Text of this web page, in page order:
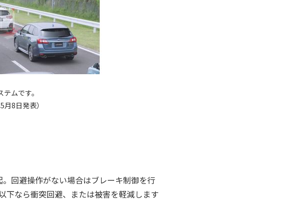
ムです。
8日発表）
回避操作がない場合はブレーキ制御を行
下なら衝突回避、または被害を軽減します